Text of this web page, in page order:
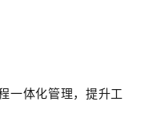
一体化管理，提升工